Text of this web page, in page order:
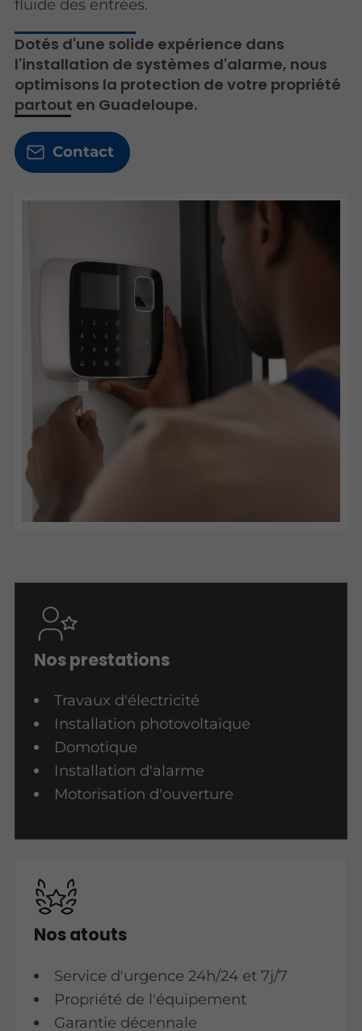
fluide des entrées.
Dotés d'une solide expérience dans
l'installation de systèmes d'alarme, nous
optimisons la protection de votre propriété
partout en Guadeloupe.
Contact
Nos prestations
Travaux d'électricité
Installation photovoltaïque
Domotique
Installation d'alarme
Motorisation d'ouverture
Nos atouts
Service d'urgence 24h/24 et 7j/7
Propriété de l'équipement
Garantie décennale